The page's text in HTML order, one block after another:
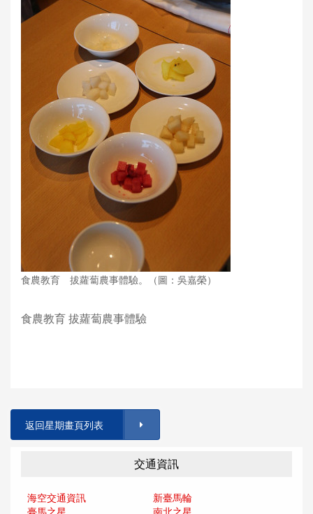
食農教育 拔蘿蔔農事體驗。（圖：吳嘉榮）
食農教育 拔蘿蔔農事體驗
返回星期畫頁列表
交通資訊
海空交通資訊
新臺馬輪